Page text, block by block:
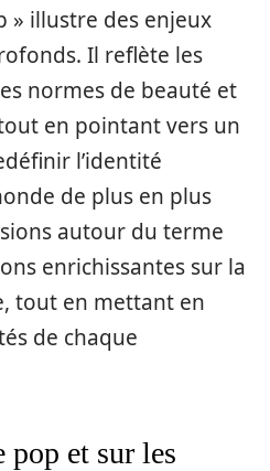
» illustre des enjeux
Il reflète les
normes de beauté et
en pointant vers un
l’identité
de plus en plus
autour du terme
enrichissantes sur la
tout en mettant en
de chaque
pop et sur les